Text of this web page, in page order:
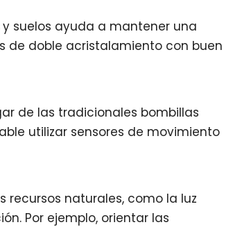
suelos ayuda a mantener una
de doble acristalamiento con buen
de las tradicionales bombillas
utilizar sensores de movimiento
naturales, como la luz
Por ejemplo, orientar las